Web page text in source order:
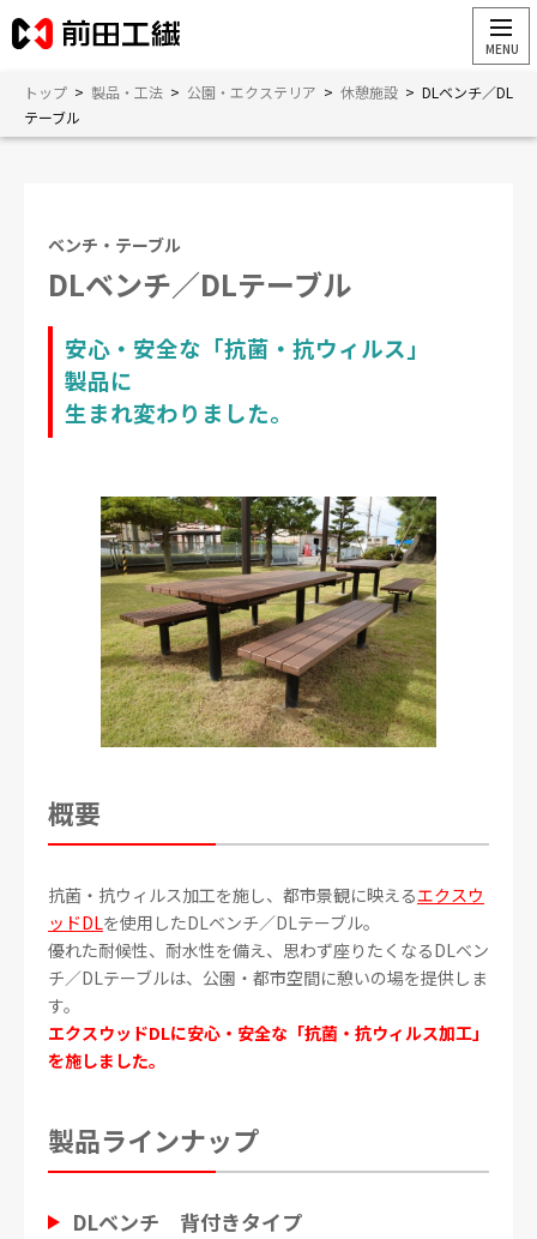
トップ > 製品・工法 > 公園・エクステリア > 休憩施設 > DLベンチ／DL
テーブル
ベンチ・テーブル
DLベンチ／DLテーブル
安心・安全な「抗菌・抗ウィルス」
製品に
生まれ変わりました。
概要
抗菌・抗ウィルス加工を施し、都市景観に映えるエクスウ
ッドDLを使用したDLベンチ／DLテーブル。
優れた耐候性、耐水性を備え、思わず座りたくなるDLベン
チ／DLテーブルは、公園・都市空間に憩いの場を提供しま
す。
エクスウッドDLに安心・安全な「抗菌・抗ウィルス加工」
を施しました。
製品ラインナップ
DLベンチ 背付きタイプ